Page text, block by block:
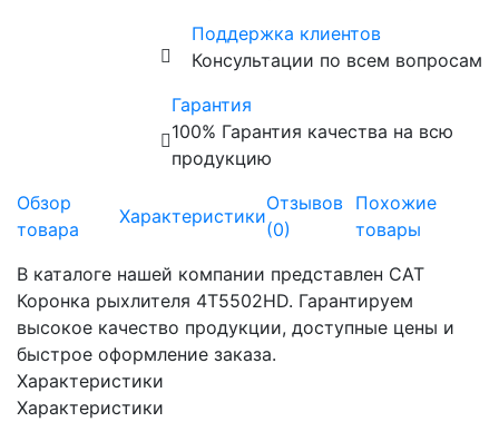
Поддержка клиентов
Консультации по всем вопросам
Гарантия
100% Гарантия качества на всю
продукцию
Обзор
товара
Характеристики
Отзывов
(0)
Похожие
товары
В каталоге нашей компании представлен CAT
Коронка рыхлителя 4T5502HD. Гарантируем
высокое качество продукции, доступные цены и
быстрое оформление заказа.
Характеристики
Характеристики